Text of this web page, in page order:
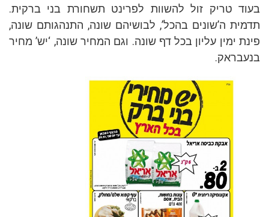
בעוד טריק זול להשוות לפרינט תשחורת בני ברקית.
תדמית ה’שונים בהכל’, לבושיהם שונה, התנהגותם שונה,
פינת ימין עליון בכל דף שונה. וגם המחיר שונה, ‘יש’ מחיר
בנעבראק.